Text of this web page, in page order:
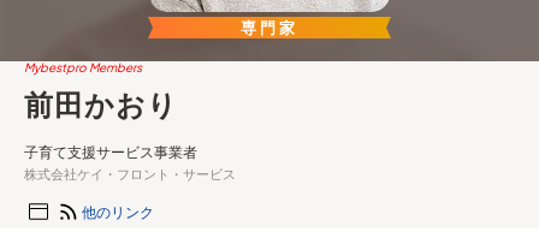
専門家
Mybestpro Members
前田かおり
子育て支援サービス事業者
株式会社ケイ・フロント・サービス
他のリンク